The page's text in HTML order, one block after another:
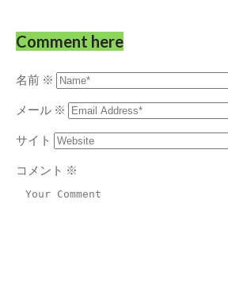
Comment here
名前 ※
メール ※
サイト
コメント ※